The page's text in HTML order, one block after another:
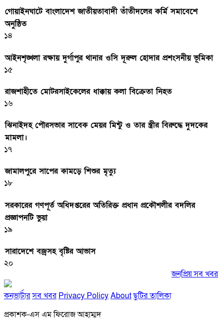
গোয়াইনঘাটে বাংলাদেশ জাতীয়তাবাদী তাঁতীদলের কর্মি সমাবেশে
অনুষ্ঠিত
১৪
আইনশৃঙ্খলা রক্ষায় দুর্গাপুর থানার ওসি দূরুল হোদার প্রশংসনীয় ভূমিকা
১৫
রাজশাহীতে মোটরসাইকেলের ধাক্কায় কলা বিক্রেতা নিহত
১৬
ঝিনাইদহ পৌরসভার সাবেক মেয়র মিন্টু ও তার স্ত্রীর বিরুদ্ধে দুদকের
মামলা।
১৭
জামালপুরে সাপের কামড়ে শিশুর মৃত্যু
১৮
সরকারের গণপূর্ত অধিদপ্তরের অতিরিক্ত প্রধান প্রকৌশলীর বদলির
প্রজ্ঞাপনটি ভুয়া
১৯
সারাদেশে বজ্রসহ বৃষ্টির আভাস
২০
জনপ্রিয় সব খবর
কনভার্টারসব খবর Privacy PolicyAboutছুটির তালিকা
প্রকাশক-এস এম ফিরোজ আহাম্মদ